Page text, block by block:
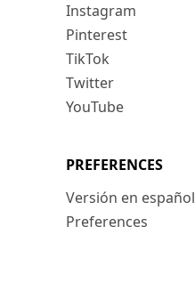
Instagram
Pinterest
TikTok
Twitter
YouTube
PREFERENCES
Versión en español
Preferences